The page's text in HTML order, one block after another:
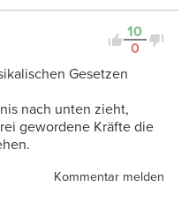
10
0
Gesetzen
nach unten zieht,
gewordene Kräfte die
Kommentar melden